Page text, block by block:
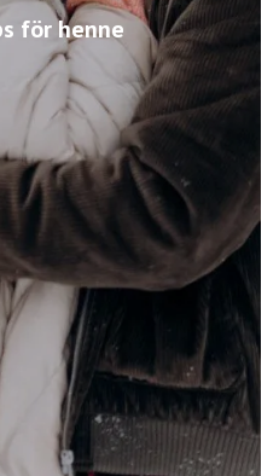
för henne